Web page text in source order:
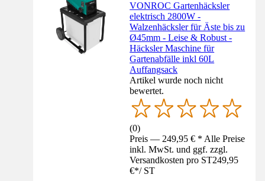
VONROC Gartenhäcksler
elektrisch 2800W -
Walzenhäcksler für Äste bis zu
Ø45mm - Leise & Robust -
Häcksler Maschine für
Gartenabfälle inkl 60L
Auffangsack
Artikel wurde noch nicht
bewertet.
(0)
Preis — 249,95 € * Alle Preise
inkl. MwSt. und ggf. zzgl.
Versandkosten pro ST249,95
€*/ ST